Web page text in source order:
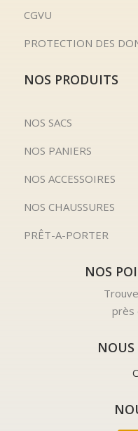
CGVU
PROTECTION DES
NOS PRODUITS
NOS SACS
NOS PANIERS
NOS ACCESSOIRES
NOS CHAUSSURES
PRÊT-A-PORTER
NOS
près